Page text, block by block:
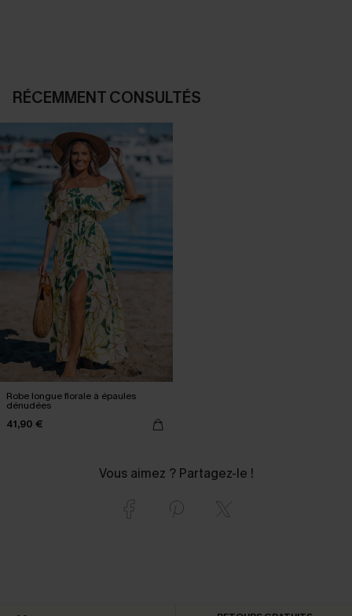
RÉCEMMENT CONSULTÉS
Robe longue florale à épaules
dénudées
41,90 €
Vous aimez ? Partagez-le !